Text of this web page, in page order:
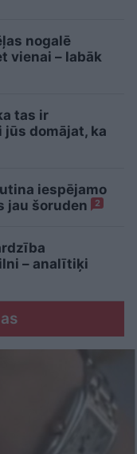
nogalē
vienai – labāk
tas ir
jūs domājat, ka
iespējamo
jau šoruden
2
– analītiķi